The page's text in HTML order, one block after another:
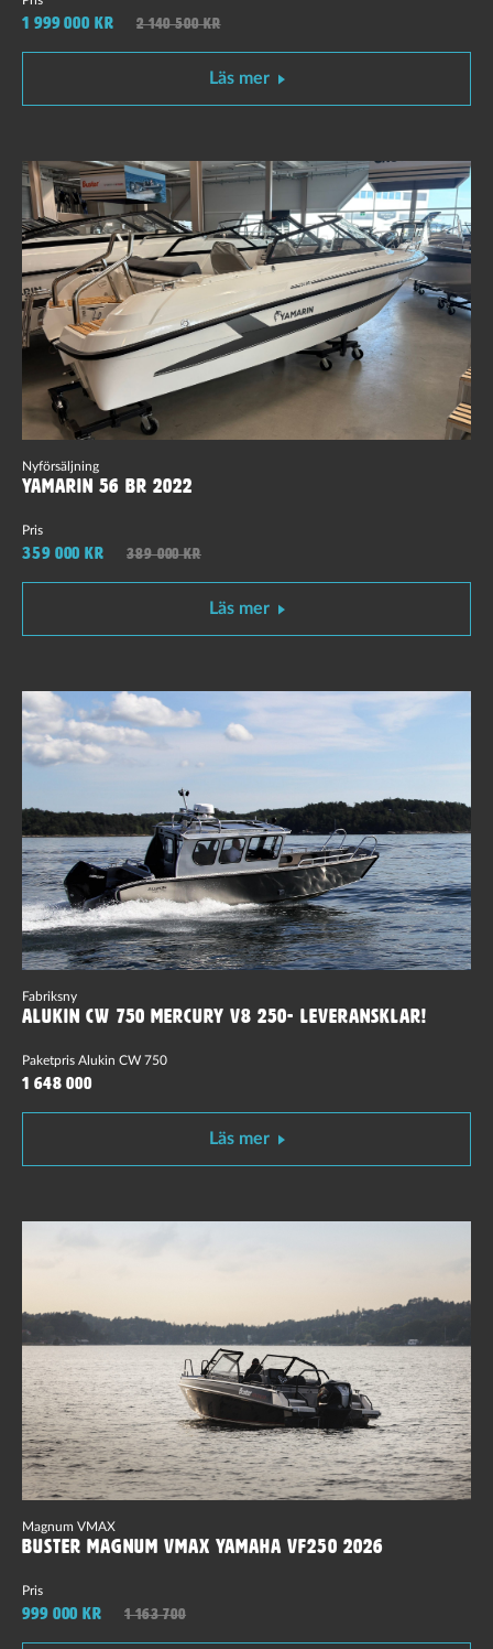
1 999 000 kr 2 140 500 kr
Läs mer
Nyförsäljning
Yamarin 56 BR 2022
Pris
359 000 kr 389 000 kr
Läs mer
Fabriksny
Alukin CW 750 Mercury V8 250- Leveransklar!
Paketpris Alukin CW 750
1 648 000
Läs mer
Magnum VMAX
Buster Magnum VMAX Yamaha VF250 2026
Pris
999 000 kr 1 163 700